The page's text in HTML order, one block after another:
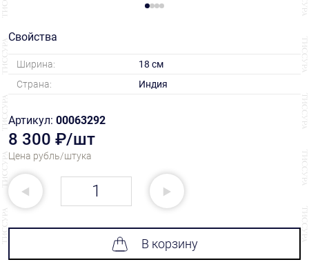
Свойства
Ширина:
18 см
Страна:
Индия
Артикул: 00063292
8 300 ₽/шт
Цена рубль/штука
В корзину